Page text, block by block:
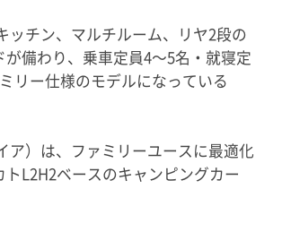
ッチン、マルチルーム、リヤ2段の
が備わり、乗車定員4～5名・就寝定
リー仕様のモデルになっている
ア）は、ファミリーユースに最適化
トL2H2ベースのキャンピングカー